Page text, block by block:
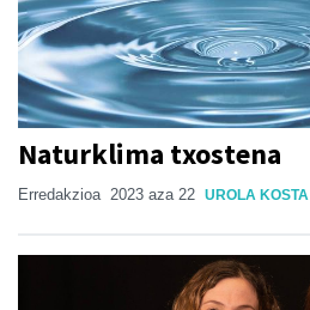
Naturklima txostena
Erredakzioa 2023 aza 22 UROLA KOSTA